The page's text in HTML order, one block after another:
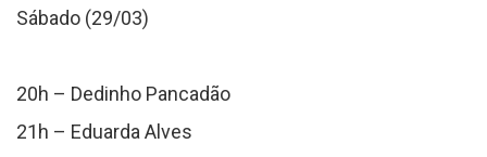
Sábado (29/03)
20h – Dedinho Pancadão
21h – Eduarda Alves